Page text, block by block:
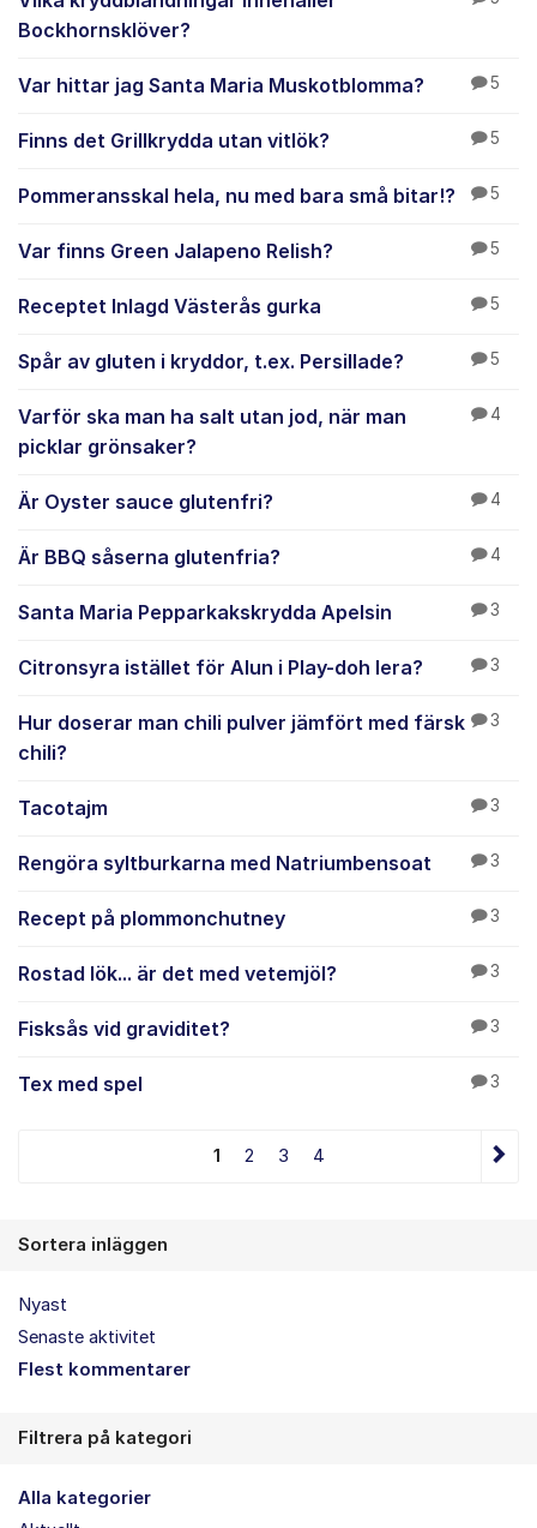
Bockhornsklöver?
Var hittar jag Santa Maria Muskotblomma? 5
Finns det Grillkrydda utan vitlök? 5
Pommeransskal hela, nu med bara små bitar!? 5
Var finns Green Jalapeno Relish? 5
Receptet Inlagd Västerås gurka 5
Spår av gluten i kryddor, t.ex. Persillade? 5
Varför ska man ha salt utan jod, när man
picklar grönsaker?
4
Är Oyster sauce glutenfri? 4
Är BBQ såserna glutenfria? 4
Santa Maria Pepparkakskrydda Apelsin 3
Citronsyra istället för Alun i Play-doh lera? 3
Hur doserar man chili pulver jämfört med färsk
chili?
3
Tacotajm 3
Rengöra syltburkarna med Natriumbensoat 3
Recept på plommonchutney 3
Rostad lök... är det med vetemjöl? 3
Fisksås vid graviditet? 3
Tex med spel 3
1 2 3 4
Sortera inläggen
Nyast
Senaste aktivitet
Flest kommentarer
Filtrera på kategori
Alla kategorier